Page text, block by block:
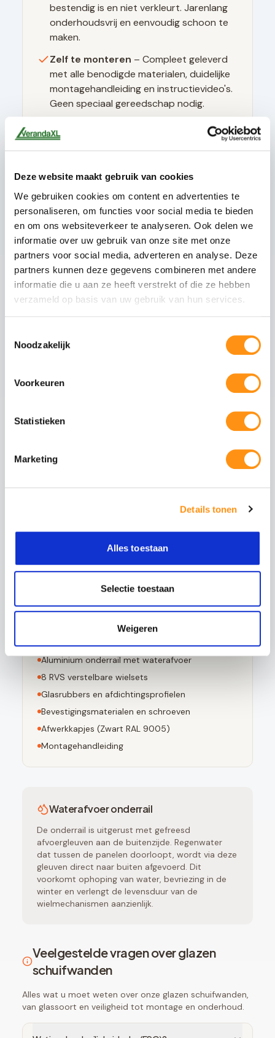
Deze website maakt gebruik van cookies
We gebruiken cookies om content en advertenties te
personaliseren, om functies voor social media te bieden
en om ons websiteverkeer te analyseren. Ook delen we
informatie over uw gebruik van onze site met onze
partners voor social media, adverteren en analyse. Deze
partners kunnen deze gegevens combineren met andere
informatie die u aan ze heeft verstrekt of die ze hebben
verzameld op basis van uw gebruik van hun services.
Noodzakelijk
Voorkeuren
Statistieken
Marketing
Details tonen
Alles toestaan
Selectie toestaan
Weigeren
bestendig is en niet verkleurt. Jarenlang
onderhoudsvrij en eenvoudig schoon te
maken.
Zelf te monteren – Compleet geleverd
met alle benodigde materialen, duidelijke
montagehandleiding en instructievideo's.
Geen speciaal gereedschap nodig.
Glasdikte
10mm gehard (ESG)
Glastype
Helder glas
Glasranden
Geslepen (niet scherp)
Profielmateriaal
Aluminium 6063-T6
Afwerking
Zwart RAL 9005
Wieltype
RVS 304, verstelbaar
Aantal rails
4 -rail systeem
Veiligheid van gehard glas
ondergaat een speciaal thermisch proces waarbij
het glas wordt verhit tot circa 620°C en
waardoor het glas:
5x sterker is dan gewoon glas
Bestand tegen grote temperatuurverschillen
stuks 10mm geharde glaspanelen
Aluminium bovenrail (Zwart RAL 9005)
Aluminium onderrail met waterafvoer
8 RVS verstelbare wielsets
Glasrubbers en afdichtingsprofielen
Bevestigingsmaterialen en schroeven
Afwerkkapjes (Zwart RAL 9005)
Montagehandleiding
Waterafvoer onderrail
De onderrail is uitgerust met gefreesd
afvoergleuven aan de buitenzijde. Regenwater
dat tussen de panelen doorloopt, wordt via deze
gleuven direct naar buiten afgevoerd. Dit
voorkomt ophoping van water, bevriezing in de
winter en verlengt de levensduur van de
wielmechanismen aanzienlijk.
Veelgestelde vragen over glazen
schuifwanden
Alles wat u moet weten over onze glazen schuifwanden,
van glassoort en veiligheid tot montage en onderhoud.